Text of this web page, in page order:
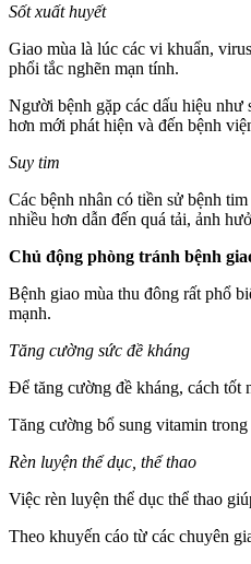
Sốt xuất huyết
Giao mùa là lúc các vi khuẩn,
phổi tắc nghẽn mạn tính.
Người bệnh gặp các dấu hiệu
hơn mới phát hiện và đến bệnh
Suy tim
Các bệnh nhân có tiền sử bệnh
nhiều hơn dẫn đến quá tải, ảnh
Chủ động phòng tránh bệnh
Bệnh giao mùa thu đông rất phổ
mạnh.
Tăng cường sức đề kháng
Để tăng cường đề kháng, cách tốt
Tăng cường bổ sung vitamin
Rèn luyện thể dục, thể thao
Việc rèn luyện thể dục thể thao
Theo khuyến cáo từ các chuyên